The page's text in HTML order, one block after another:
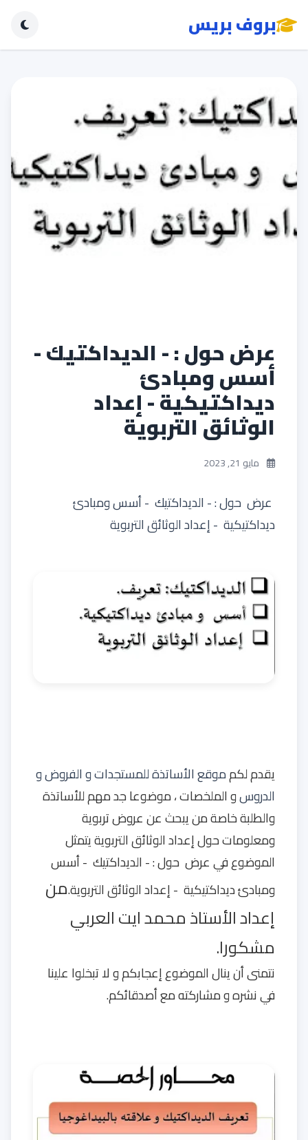
بروف بريس
عرض حول : - الديداكتيك -
أسس ومبادئ
ديداكتيكية - إعداد
الوثائق التربوية
مايو 21, 2023
عرض حول : - الديداكتيك - أسس ومبادئ
ديداكتيكية - إعداد الوثائق التربوية
يقدم لكمموقع الأساتذة للمستجدات و الفروض و
الدروسو الملخصات ، موضوعا جد مهم للأساتذة
والطلبة خاصة من يبحث عن عروض تربوية
ومعلومات حول إعداد الوثائق التربوية يتمثل
الموضوعفي عرض حول : - الديداكتيك - أسس
ومبادئ ديداكتيكية - إعداد الوثائق التربوية.من
إعداد الأستاذ محمد ايت العربي
مشكورا.
نتمنى أن ينال الموضوع إعجابكم و لا تبخلوا علينا
في نشره و مشاركته مع أصدقائكم.